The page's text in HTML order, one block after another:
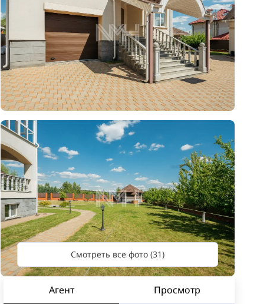
Смотреть все фото (31)
Агент Просмотр